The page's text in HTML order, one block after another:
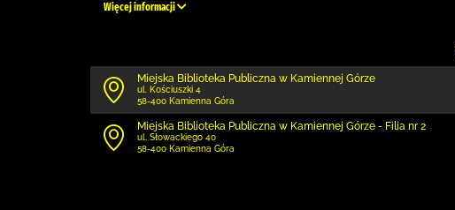
Więcej informacji
Miejska Biblioteka Publiczna w Kamiennej Górze
ul. Kościuszki 4
58-400 Kamienna Góra
Miejska Biblioteka Publiczna w Kamiennej Górze - Filia nr 2
ul. Słowackiego 40
58-400 Kamienna Góra